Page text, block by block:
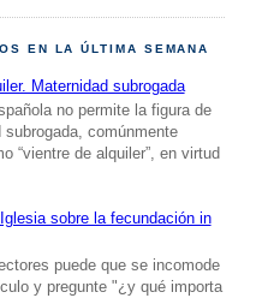
EN LA ÚLTIMA SEMANA
Maternidad subrogada
no permite la figura de
subrogada, comúnmente
“vientre de alquiler”, en virtud
sobre la fecundación in
puede que se incomode
y pregunte "¿y qué importa